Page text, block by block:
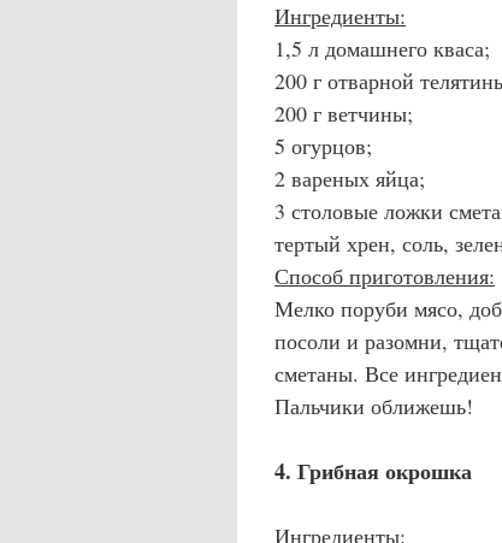
Ингредиенты:
1,5 л домашнего кваса;
200 г отварной
200 г ветчины;
5 огурцов;
2 вареных яйца;
3 столовые ложки
тертый хрен, соль,
Способ приготовления:
Мелко поруби мясо,
посоли и разомни,
сметаны. Все
Пальчики оближешь!
4. Грибная окрошка
Ингредиенты: